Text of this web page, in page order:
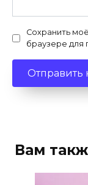
Сохранить
браузере для
Вам